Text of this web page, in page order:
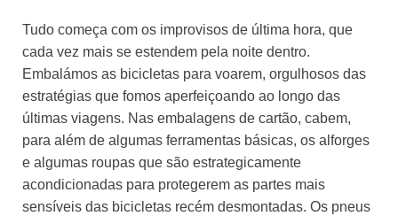
Tudo começa com os improvisos de última hora, que
cada vez mais se estendem pela noite dentro.
Embalámos as bicicletas para voarem, orgulhosos das
estratégias que fomos aperfeiçoando ao longo das
últimas viagens. Nas embalagens de cartão, cabem,
para além de algumas ferramentas básicas, os alforges
e algumas roupas que são estrategicamente
acondicionadas para protegerem as partes mais
sensíveis das bicicletas recém desmontadas. Os pneus